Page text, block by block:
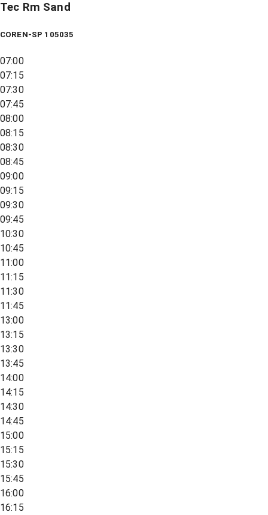
Tec Rm Sand
COREN-SP 105035
07:00
07:15
07:30
07:45
08:00
08:15
08:30
08:45
09:00
09:15
09:30
09:45
10:30
10:45
11:00
11:15
11:30
11:45
13:00
13:15
13:30
13:45
14:00
14:15
14:30
14:45
15:00
15:15
15:30
15:45
16:00
16:15